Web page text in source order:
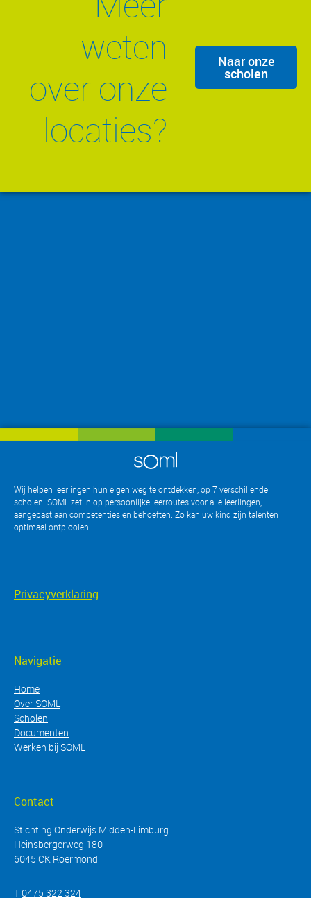
weten
over onze
locaties?
Naar onze
scholen
Wij helpen leerlingen hun eigen weg te ontdekken, op 7 verschillende
scholen. SOML zet in op persoonlijke leerroutes voor alle leerlingen,
aangepast aan competenties en behoeften. Zo kan uw kind zijn talenten
optimaal ontplooien
Privacyverklaring
Navigatie
Home
Over SOML
Scholen
Documenten
Werken bij SOML
Contact
Stichting Onderwijs Midden-Limburg
Heinsbergerweg 180
6045 CK Roermond
T 0475 322 324